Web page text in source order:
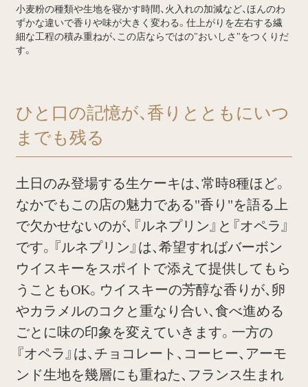
小麦粉の種類や生地を寝かす時間、火入れの加減など、ほんのわ
ずかな違いで香りや味が大きく変わる。仕上がりを左右する繊
細な工程の積み重ねが、この店ならではの"おいしさ"をつくりだ
す。
ひと口の記憶が、香りとともにいつ
までも残る
土日のみ登場する生ケーキは、常時8種ほど。
なかでもこの店の魅力である"香り"を語る上
で欠かせないのが、『ルネプリン』と『オペラ』
です。『ルネプリン』は、希望すればバーボン
ウイスキーをスポイトで添えて提供してもら
うこともOK。ウイスキーの芳醇な香りが、卵
やカラメルのコクと重なり合い、食べ進める
ごとに味の印象を変えていきます。一方の
『オペラ』は、チョコレート、コーヒー、アーモ
ンド生地を幾層にも重ねた、フランス生まれ